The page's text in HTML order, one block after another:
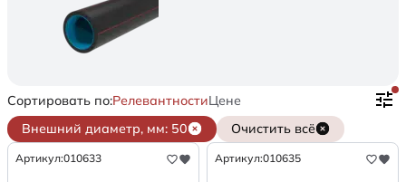
Сортировать по:РелевантностиЦене
Внешний диаметр, мм: 50
Очистить всё
Артикул:010633 Артикул:010635